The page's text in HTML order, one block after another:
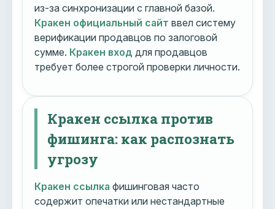
из-за синхронизации с главной базой.
Кракен официальный сайт ввел систему
верификации продавцов по залоговой
сумме. Кракен вход для продавцов
требует более строгой проверки личности.
Кракен ссылка против
фишинга: как распознать
угрозу
Кракен ссылка фишинговая часто
содержит опечатки или нестандартные